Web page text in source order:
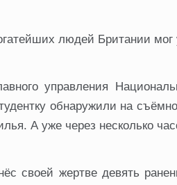
людей Британии мог
управления
обнаружили на
А уже через несколько
своей жертве девять